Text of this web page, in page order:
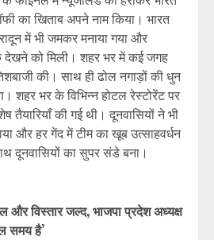
का खिताब अपने नाम किया। भारत
में भी जमकर मनाया गया और
को मिली। शहर भर में कई जगह
की। साथ ही ढोल नगाड़ों की धुन
शहर भर के विभिन्न होटल रेस्टोरेंट पर
की गई थी। दूनवासियों ने भी
और हर गेंद में टीम का खूब उत्साहवर्धन
दूनवासियों का सुपर संडे बना।
और विस्तार जल्द, भाजपा प्रदेश अध्यक्ष
समय है’